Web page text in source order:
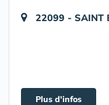
22099 - SAINT
Plus d'infos